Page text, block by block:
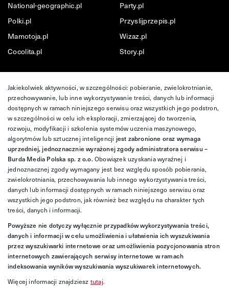
National-geographic.pl
Party.pl
Polki.pl
Przyslijprzepis.pl
Mamotoja.pl
Wizaz.pl
Cocolita.pl
Story.pl
Jakiekolwiek aktywności, w szczególności: pobieranie, zwielokrotnianie,
przechowywanie, lub inne wykorzystywanie treści, danych lub informacji
dostępnych w ramach niniejszego serwisu oraz wszystkich jego podstron,
w szczególności w celu ich eksploracji, zmierzającej do tworzenia,
rozwoju, modyfikacji i szkolenia systemów uczenia maszynowego,
algorytmów lub sztucznej inteligencji jest zabronione oraz wymaga
uprzedniej, jednoznacznie wyrażonej zgody administratora serwisu –
Burda Media Polska sp. z o.o.Obowiązek uzyskania wyraźnej i
jednoznacznej zgody wymagany jest bez względu sposób pobierania,
zwielokrotniania, przechowywania lub innego wykorzystywania treści,
danych lub informacji dostępnych w ramach niniejszego serwisu oraz
wszystkich jego podstron, jak również bez względu na charakter tych
treści, danych i informacji.
Powyższe nie dotyczy wyłącznie przypadków wykorzystywania treści,
danych i informacji w celu umożliwienia i ułatwienia ich wyszukiwania
przez wyszukiwarki internetowe oraz umożliwienia pozycjonowania stron
internetowych zawierających serwisy internetowe w ramach
indeksowania wyników wyszukiwania wyszukiwarek internetowych.
Więcej informacji znajdziesz tutaj.